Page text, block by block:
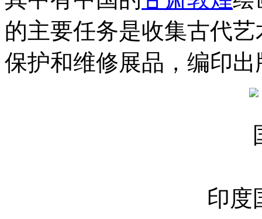
的主要任务是收集古代
保护和维修展品，编印
印度